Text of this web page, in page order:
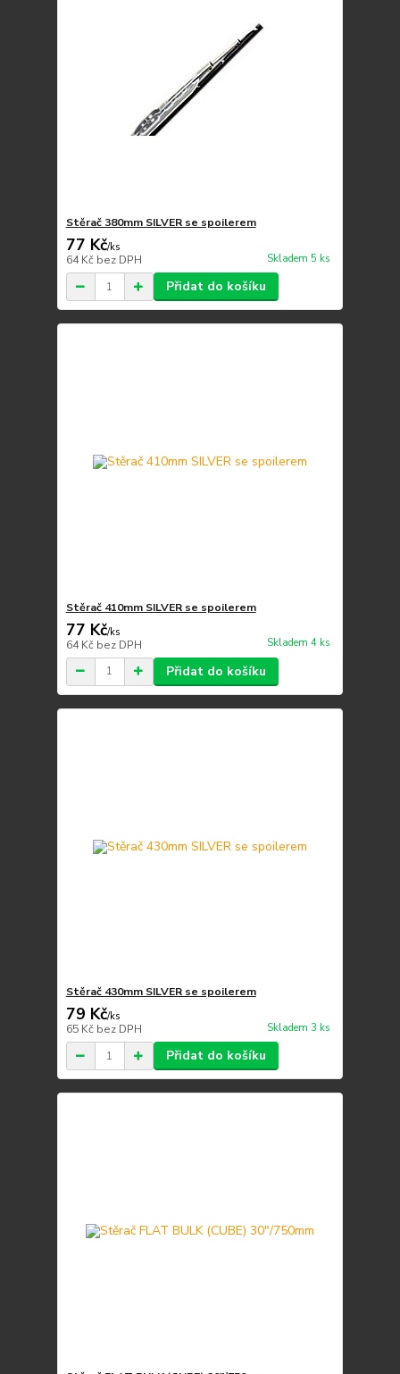
Stěrač 380mm SILVER se spoilerem
77 Kč/ks
64 Kč bez DPH Skladem 5 ks
Přidat do košíku
Stěrač 410mm SILVER se spoilerem
77 Kč/ks
64 Kč bez DPH Skladem 4 ks
Přidat do košíku
Stěrač 430mm SILVER se spoilerem
79 Kč/ks
65 Kč bez DPH Skladem 3 ks
Přidat do košíku